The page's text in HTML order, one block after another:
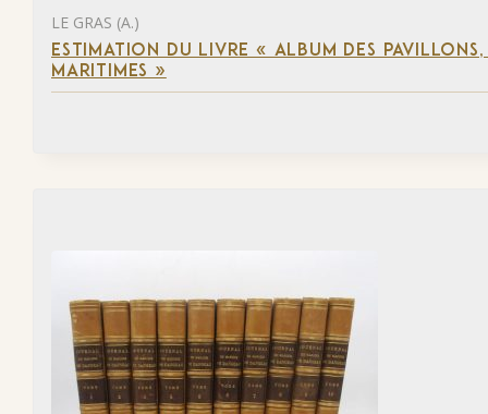
LE GRAS (A.)
ESTIMATION DU LIVRE « ALBUM DES
MARITIMES »